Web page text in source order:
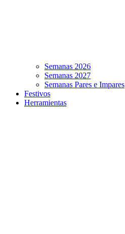
Semanas 2026
Semanas 2027
Semanas Pares e Impares
Festivos
Herramientas